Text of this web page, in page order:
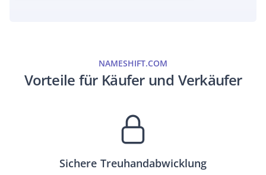
NAMESHIFT.COM
Vorteile für Käufer und Verkäufer
Sichere Treuhandabwicklung